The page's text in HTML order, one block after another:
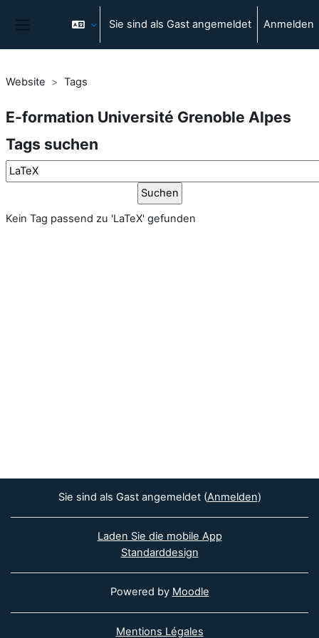
Sie sind als Gast angemeldet Anmelden
Website Tags
E-formation Université Grenoble Alpes
Tags suchen
Tags suchen
Kein Tag passend zu 'LaTeX' gefunden
Sie sind als Gast angemeldet (Anmelden)
Laden Sie die mobile App
Standarddesign
Powered by Moodle
Mentions Légales